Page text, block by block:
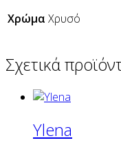
Χρώμα Χρυσό
Σχετικά
Ylena